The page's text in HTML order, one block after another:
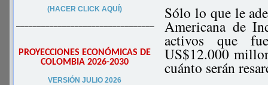
(HACER CLICK AQUÍ)
–––––––––––––––––––––––––––––––––
PROYECCIONES ECONÓMICAS DE
COLOMBIA 2026-2030
VERSIÓN JULIO 2026
Sólo lo que le
Americana de
activos que
US$12.000
cuánto serán